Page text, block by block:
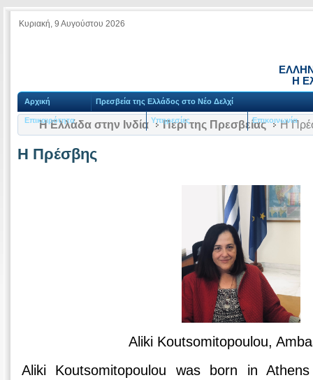
Κυριακή, 9 Αυγούστου 2026
Η
Αρχική Πρεσβεία της Ελλάδος στο Νέο Δελχί
Επικαιρότητα Υπηρεσίες Επικοινωνία
Η Ελλάδα στην Ινδία Περί της Πρεσβείας Η
Η Πρέσβης
Aliki Koutsomitopoulou,
Aliki Koutsomitopoulou was born in